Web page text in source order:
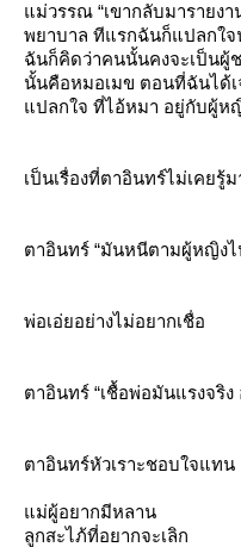
ม่วรรณ “เขากลับมารายง
พยาบาล ทีแรกฉันก็แปลกใ
ฉันก็คิดว่าคนนั้นคงจะเป็นผู้
นั้นคือหมอเมข ตอนที่ฉันได้
ปลกใจ ที่ไอ้หมา อยู่กับผู้หญิ
เป็นเรื่องที่ตาอินทร์ไม่เคยรู้
ตาอินทร์ “มันหนีตามผู้หญิงไ
พ่อเอ่ยอย่างไม่อยากเชื่อ
ตาอินทร์ “เชื้อพ่อมันแรงจริง
ตาอินทร์หัวเราะชอบใจแทน
ม่ผู้อยากมีหลาน
ลูกสะไภ้ที่อยากจะเลิก